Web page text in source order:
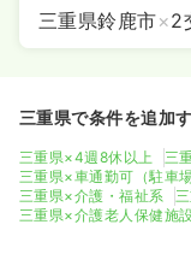
三重県鈴鹿市×2
三重県で条件を追加
三重県×4週8休以上
三
三重県×車通勤可（駐車場
三重県×介護・福祉系
三重県×介護老人保健施設